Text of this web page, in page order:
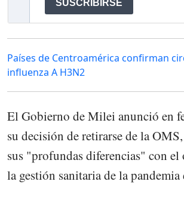
Países de Centroamérica confirman
influenza A H3N2
El Gobierno de Milei anunció en
su decisión de retirarse de la
sus "profundas diferencias" con el
la gestión sanitaria de la